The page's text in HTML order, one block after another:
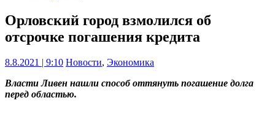
Орловский город взмолился об
отсрочке погашения кредита
8.8.2021 | 9:10 Новости, Экономика
Власти Ливен нашли способ оттянуть погашение долга
перед областью.